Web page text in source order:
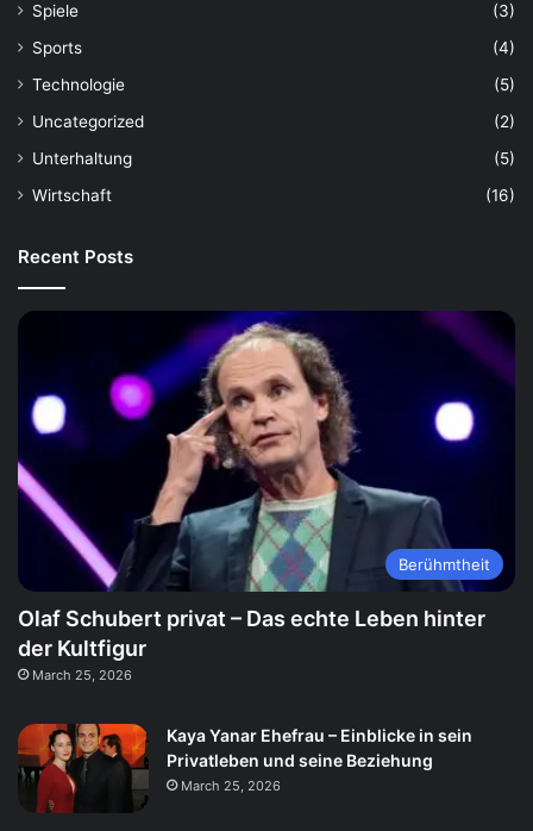
Spiele
(3)
Sports
(4)
Technologie
(5)
Uncategorized
(2)
Unterhaltung
(5)
Wirtschaft
(16)
Recent Posts
Berühmtheit
Olaf Schubert privat – Das echte Leben hinter
der Kultfigur
March 25, 2026
Kaya Yanar Ehefrau – Einblicke in sein
Privatleben und seine Beziehung
March 25, 2026